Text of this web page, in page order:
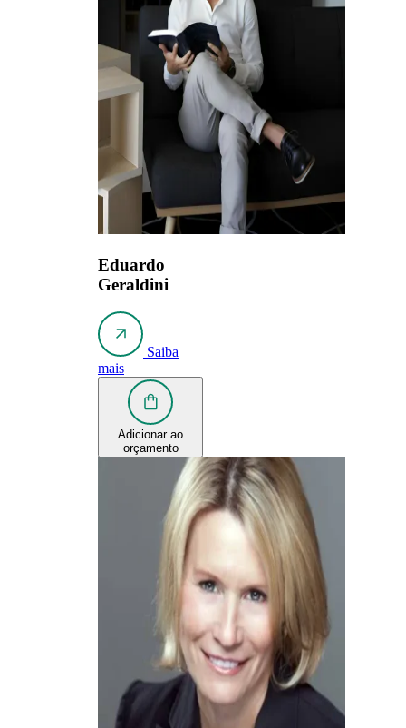
Eduardo
Geraldini
Saiba
mais
Adicionar ao
orçamento